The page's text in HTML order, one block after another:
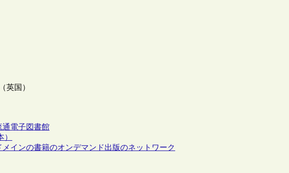
英国）
通電子図書館
インの書籍のオンデマンド出版のネットワーク